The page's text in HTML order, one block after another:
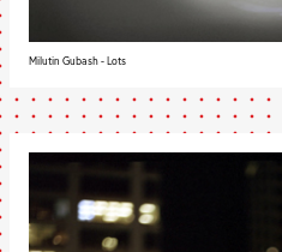
Milutin Gubash - Lots